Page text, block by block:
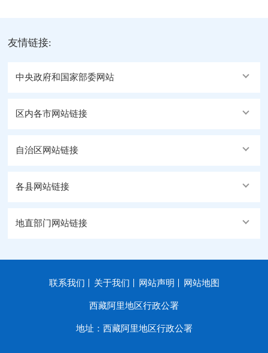
友情链接:
中央政府和国家部委网站
区内各市网站链接
自治区网站链接
各县网站链接
地直部门网站链接
联系我们 关于我们 网站声明 网站地图
西藏阿里地区行政公署
地址：西藏阿里地区行政公署